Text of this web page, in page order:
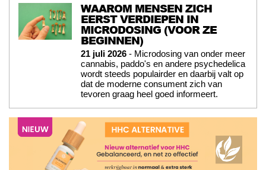
WAAROM MENSEN ZICH
EERST VERDIEPEN IN
MICRODOSING (VOOR ZE
BEGINNEN)
21 juli 2026 - Microdosing van onder meer
cannabis, paddo's en andere psychedelica
wordt steeds populairder en daarbij valt op
dat de moderne consument zich van
tevoren graag heel goed informeert.